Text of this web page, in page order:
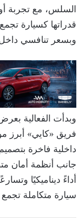
السلس، مع تجربة
قدراتها كسيارة
وبسعر تنافسي
وبدأت الفعالية
فريق «كايي» أبرز
داخلية فاخرة
جانب أنظمة أمان
أداءً ديناميكيًا
سيارة متكاملة تجمع